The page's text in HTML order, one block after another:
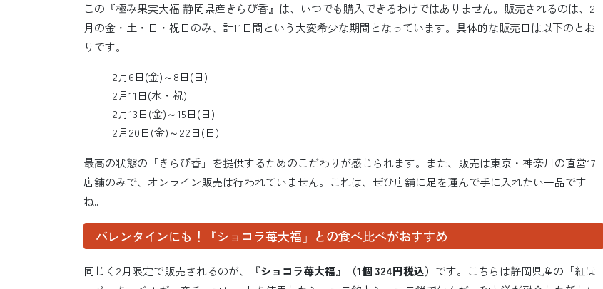
この『極み果実大福 静岡県産きらぴ香』は、いつでも購入できるわけではありません。販売されるのは、2
月の金・土・日・祝日のみ、計11日間という大変希少な期間となっています。具体的な販売日は以下のとお
りです。
2月6日(金)～8日(日)
2月11日(水・祝)
2月13日(金)～15日(日)
2月20日(金)～22日(日)
最高の状態の「きらぴ香」を提供するためのこだわりが感じられます。また、販売は東京・神奈川の直営17
店舗のみで、オンライン販売は行われていません。これは、ぜひ店舗に足を運んで手に入れたい一品です
ね。
バレンタインにも！『ショコラ苺大福』との食べ比べがおすすめ
同じく2月限定で販売されるのが、 『ショコラ苺大福』（1個 324円税込） です。こちらは静岡県産の「紅ほ